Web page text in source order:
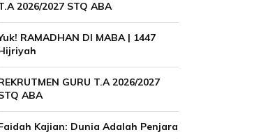
2026/2027 STQ ABA
RAMADHAN DI MABA | 1447
GURU T.A 2026/2027
ABA
Kajian: Dunia Adalah Penjara